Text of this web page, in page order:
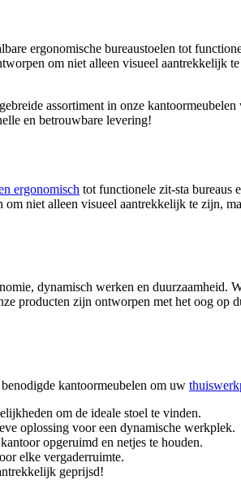
ergonomische bureaustoelen tot
om niet alleen visueel aantrekkelijk
assortiment in onze
en betrouwbare levering!
ergonomisch tot functionele zit-sta bureaus
niet alleen visueel aantrekkelijk te zijn,
dynamisch werken en duurzaamheid.
producten zijn ontworpen met het oog op
kantoormeubelen om uw
om de ideale stoel te vinden.
oplossing voor een dynamische werkplek.
opgeruimd en netjes te houden.
elke vergaderruimte.
geprijsd!